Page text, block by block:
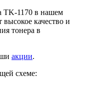
TK-1170 в нашем
высокое качество и
тонера в
акции.
схеме: